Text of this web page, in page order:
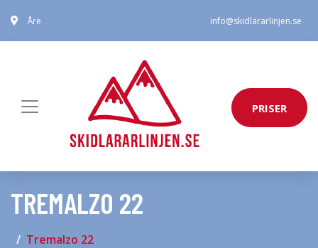
Åre info@skidlararlinjen.se
PRISER
TREMALZO 22
Tremalzo 22